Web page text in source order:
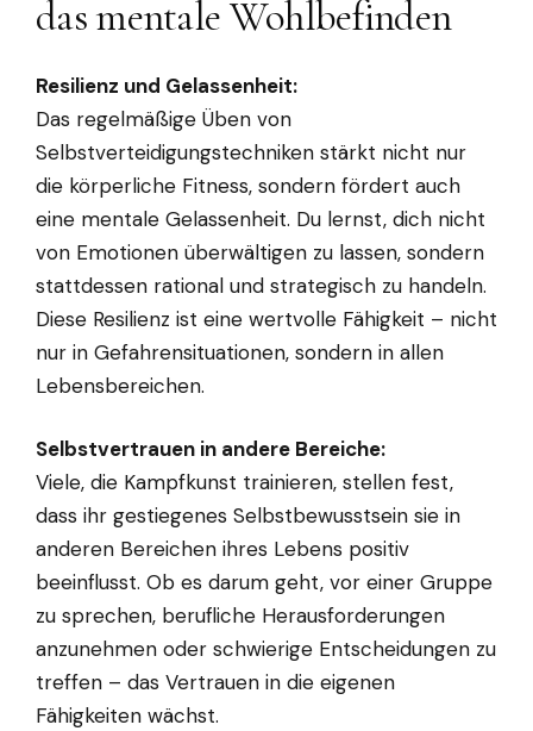
das mentale Wohlbefinden
Resilienz und Gelassenheit:
Das regelmäßige Üben von
Selbstverteidigungstechniken stärkt nicht nur
die körperliche Fitness, sondern fördert auch
eine mentale Gelassenheit. Du lernst, dich nicht
von Emotionen überwältigen zu lassen, sondern
stattdessen rational und strategisch zu handeln.
Diese Resilienz ist eine wertvolle Fähigkeit – nicht
nur in Gefahrensituationen, sondern in allen
Lebensbereichen.
Selbstvertrauen in andere Bereiche:
Viele, die Kampfkunst trainieren, stellen fest,
dass ihr gestiegenes Selbstbewusstsein sie in
anderen Bereichen ihres Lebens positiv
beeinflusst. Ob es darum geht, vor einer Gruppe
zu sprechen, berufliche Herausforderungen
anzunehmen oder schwierige Entscheidungen zu
treffen – das Vertrauen in die eigenen
Fähigkeiten wächst.